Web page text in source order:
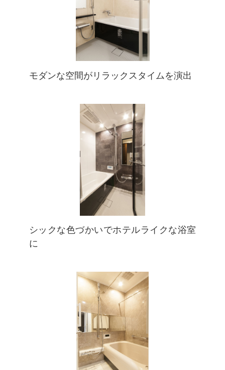
モダンな空間がリラックスタイムを演出
シックな色づかいでホテルライクな浴室
に